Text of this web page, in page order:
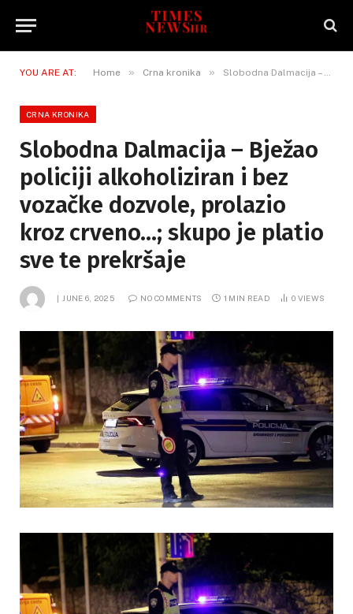
YOU ARE AT: Home » Crna kronika » Slobodna Dalmacija – Bježao policiji alkoholiziran i bez vozačke dozvole, prolazio kroz crveno…; skupo je platio sve te prekršaje
CRNA KRONIKA
Slobodna Dalmacija – Bježao
policiji alkoholiziran i bez
vozačke dozvole, prolazio
kroz crveno…; skupo je platio
sve te prekršaje
JUNE 6, 2025 NO COMMENTS 1 MIN READ 0 VIEWS